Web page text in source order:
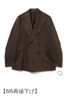
【8/6再値下げ】